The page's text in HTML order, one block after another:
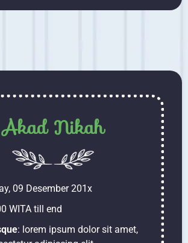
Akad Nikah
09 Desember 201x
WITA till end
: lorem ipsum dolor sit amet,